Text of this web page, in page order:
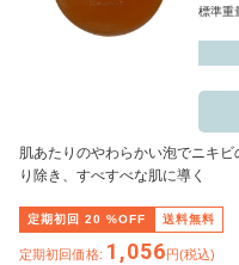
標準重
肌あたりのやわらかい泡でニキ
り除き、すべすべな肌に導く
定期初回 20 %OFF 送料無料
定期初回価格: 1,056円(税込)